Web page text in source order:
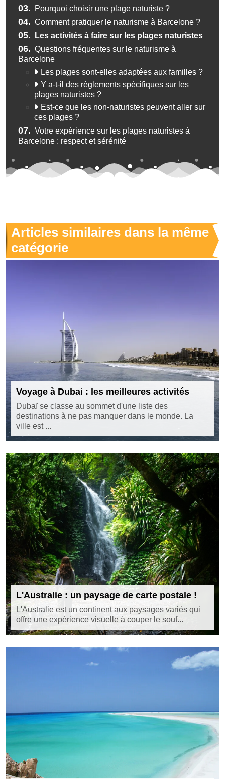
03. Pourquoi choisir une plage naturiste ?
04. Comment pratiquer le naturisme à Barcelone ?
05. Les activités à faire sur les plages naturistes
06. Questions fréquentes sur le naturisme à
Barcelone
Les plages sont-elles adaptées aux familles ?
Y a-t-il des règlements spécifiques sur les
plages naturistes ?
Est-ce que les non-naturistes peuvent aller sur
ces plages ?
07. Votre expérience sur les plages naturistes à
Barcelone : respect et sérénité
Articles similaires dans la même
catégorie
Voyage à Dubai : les meilleures activités
Dubaï se classe au sommet d'une liste des
destinations à ne pas manquer dans le monde. La
ville est ...
L'Australie : un paysage de carte postale !
L'Australie est un continent aux paysages variés qui
offre une expérience visuelle à couper le souf...